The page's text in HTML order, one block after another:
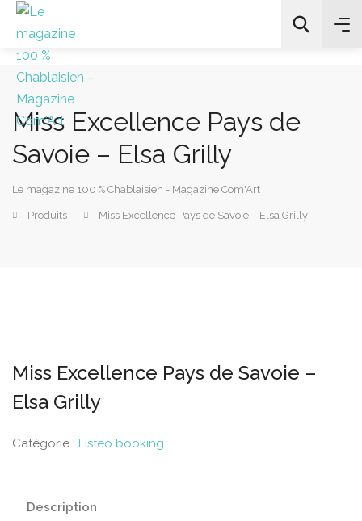
All Categories
Miss Excellence Pays de
Savoie – Elsa Grilly
Le magazine 100 % Chablaisien - Magazine Com'Art
Produits Miss Excellence Pays de Savoie – Elsa Grilly
Miss Excellence Pays de Savoie –
Elsa Grilly
Catégorie : Listeo booking
Description